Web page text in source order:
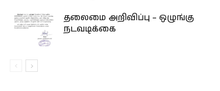
தலைமை அறிவிப்பு – ஒழுங்கு
நடவடிக்கை